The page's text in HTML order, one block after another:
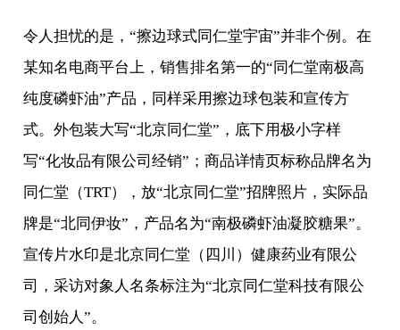
令人担忧的是，“擦边球式同仁堂宇宙”并非个例。在
某知名电商平台上，销售排名第一的“同仁堂南极高
纯度磷虾油”产品，同样采用擦边球包装和宣传方
式。外包装大写“北京同仁堂”，底下用极小字样
写“化妆品有限公司经销”；商品详情页标称品牌名为
同仁堂（TRT），放“北京同仁堂”招牌照片，实际品
牌是“北同伊妆”，产品名为“南极磷虾油凝胶糖果”。
宣传片水印是北京同仁堂（四川）健康药业有限公
司，采访对象人名条标注为“北京同仁堂科技有限公
司创始人”。